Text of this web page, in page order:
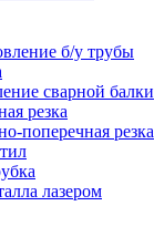
б/у трубы
сварной балки
резка
поперечная резка
лазером